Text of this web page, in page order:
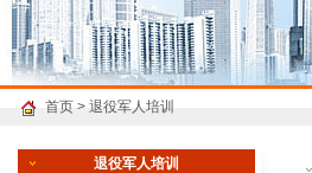
首页 > 退役军人培训
退役军人培训